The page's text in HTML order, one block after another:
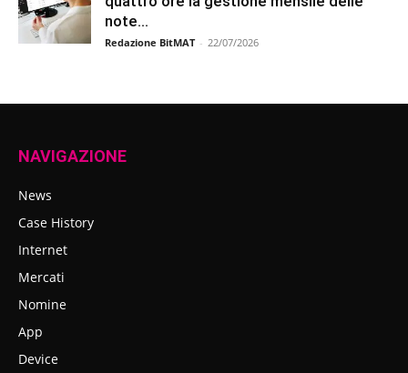
note...
Redazione BitMAT - 22/07/2026
NAVIGAZIONE
News
Case History
Internet
Mercati
Nomine
App
Device